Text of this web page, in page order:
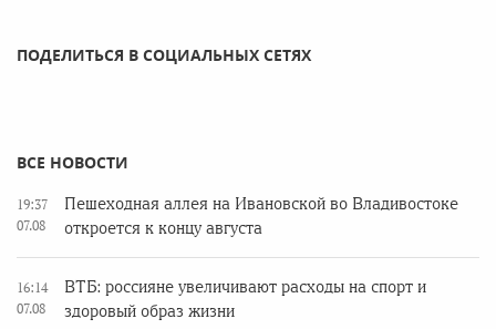
ПОДЕЛИТЬСЯ В СОЦИАЛЬНЫХ СЕТЯХ
ВСЕ НОВОСТИ
19:37
07.08
Пешеходная аллея на Ивановской во Владивостоке
откроется к концу августа
16:14
07.08
ВТБ: россияне увеличивают расходы на спорт и
здоровый образ жизни